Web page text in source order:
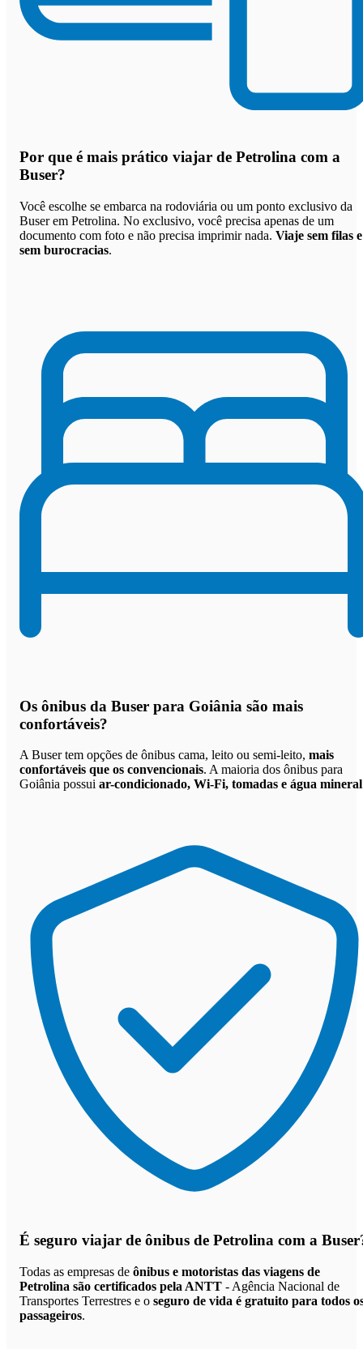
Por que é mais prático viajar de Petrolina com a
Buser?
Você escolhe se embarca na rodoviária ou um ponto exclusivo da
Buser em Petrolina. No exclusivo, você precisa apenas de um
documento com foto e não precisa imprimir nada. Viaje sem filas e
sem burocracias.
Os ônibus da Buser para Goiânia são mais
confortáveis?
A Buser tem opções de ônibus cama, leito ou semi-leito, mais
confortáveis que os convencionais. A maioria dos ônibus para
Goiânia possui ar-condicionado, Wi-Fi, tomadas e água mineral
É seguro viajar de ônibus de Petrolina com a
Todas as empresas de ônibus e motoristas das viagens de
Petrolina são certificados pela ANTT - Agência Nacional de
Transportes Terrestres e o seguro de vida é gratuito para todos
passageiros.